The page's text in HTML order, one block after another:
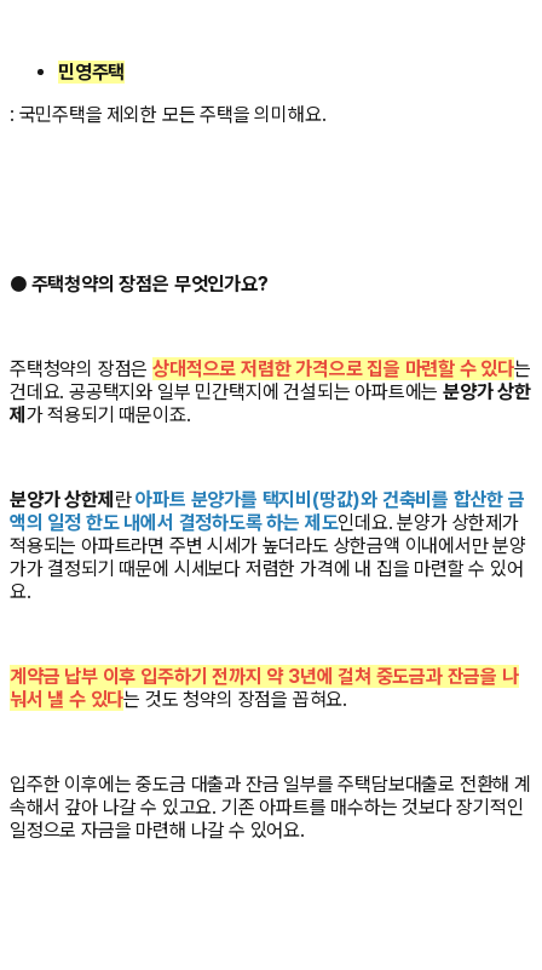
민영주택
: 국민주택을 제외한 모든 주택을 의미해요.
● 주택청약의 장점은 무엇인가요?
주택청약의 장점은상대적으로 저렴한 가격으로 집을 마련할 수 있다는
건데요. 공공택지와 일부 민간택지에 건설되는 아파트에는분양가 상한
제 가 적용되기 때문이죠.
분양가 상한제 란아파트 분양가를 택지비(땅값)와 건축비를 합산한 금
액의 일정 한도 내에서 결정하도록 하는 제도인데요. 분양가 상한제가
적용되는 아파트라면 주변 시세가 높더라도 상한금액 이내에서만 분양
가가 결정되기 때문에 시세보다 저렴한 가격에 내 집을 마련할 수 있어
요.
계약금 납부 이후 입주하기 전까지 약 3년에 걸쳐 중도금과 잔금을 나
눠서 낼 수 있다는 것도 청약의 장점을 꼽혀요.
입주한 이후에는 중도금 대출과 잔금 일부를 주택담보대출로 전환해 계
속해서 갚아 나갈 수 있고요. 기존 아파트를 매수하는 것보다 장기적인
일정으로 자금을 마련해 나갈 수 있어요.